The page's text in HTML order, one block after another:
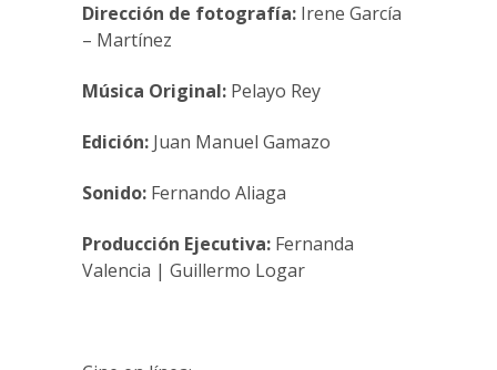
Dirección de fotografía: Irene García
– Martínez
Música Original: Pelayo Rey
Edición: Juan Manuel Gamazo
Sonido: Fernando Aliaga
Producción Ejecutiva: Fernanda
Valencia | Guillermo Logar